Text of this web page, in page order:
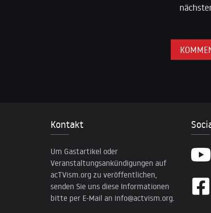
Kontakt
Um Gastartikel oder
Veranstaltungsankündigungen auf
acTVism.org zu veröffentlichen,
senden Sie uns diese Informationen
bitte per E-Mail an info@actvism.org.